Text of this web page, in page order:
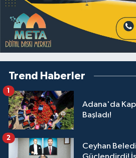
Trend Haberler
Adana'da
Başladı!
1
Ceyhan
2